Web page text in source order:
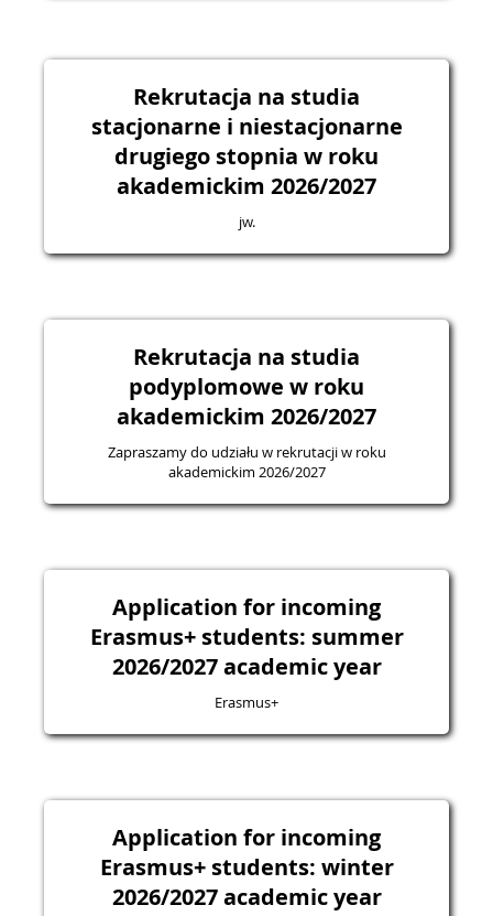
Rekrutacja na studia
stacjonarne i niestacjonarne
drugiego stopnia w roku
akademickim 2026/2027
jw.
Rekrutacja na studia
podyplomowe w roku
akademickim 2026/2027
Zapraszamy do udziału w rekrutacji w roku
akademickim 2026/2027
Application for incoming
Erasmus+ students: summer
2026/2027 academic year
Erasmus+
Application for incoming
Erasmus+ students: winter
2026/2027 academic year